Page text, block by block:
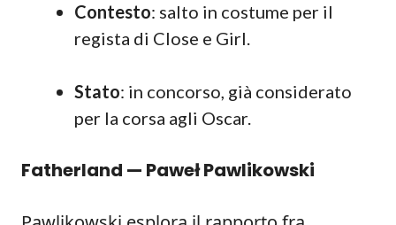
Contesto: salto in costume per il
regista di Close e Girl.
Stato: in concorso, già considerato
per la corsa agli Oscar.
Fatherland — Paweł Pawlikowski